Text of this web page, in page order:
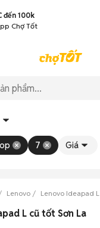
đến 100k
Chợ Tốt
7 Giá
Lenovo Lenovo Ideapad L
L cũ tốt Sơn La